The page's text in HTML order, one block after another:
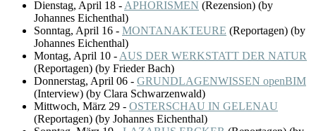
Dienstag, April 18 - APHORISMEN (Rezension) (by
Johannes Eichenthal)
Sonntag, April 16 - MONTANAKTEURE (Reportagen) (by
Johannes Eichenthal)
Montag, April 10 - AUS DER WERKSTATT DER NATUR
(Reportagen) (by Frieder Bach)
Donnerstag, April 06 - GRUNDLAGENWISSEN openBIM
(Interview) (by Clara Schwarzenwald)
Mittwoch, März 29 - OSTERSCHAU IN GELENAU
(Reportagen) (by Johannes Eichenthal)